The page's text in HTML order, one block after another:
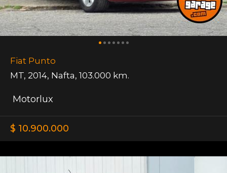
Fiat Punto
MT, 2014, Nafta, 103.000 km.
Motorlux
$ 10.900.000